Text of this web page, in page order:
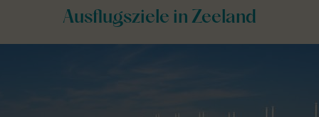
Ausflugsziele in Zeeland